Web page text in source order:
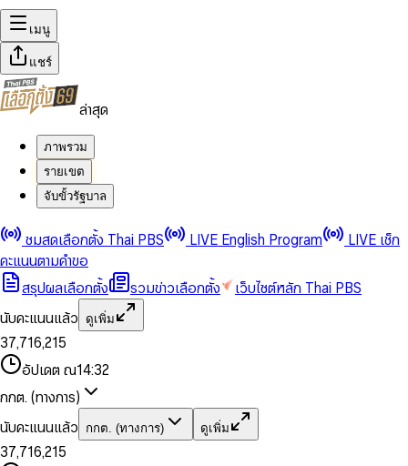
เมนู
แชร์
ล่าสุด
ภาพรวม
รายเขต
จับขั้วรัฐบาล
ชมสดเลือกตั้ง Thai PBS LIVE English Program
LIVE เช็ก
คะแนนตามคำขอ
สรุปผลเลือกตั้ง
รวมข่าวเลือกตั้ง
เว็บไซต์หลัก Thai PBS
นับคะแนนแล้ว
ดูเพิ่ม
0
1
2
3
4
5
6
8
9
0
1
2
3
4
5
6
7
8
9
,
0
1
2
4
6
7
8
9
0
1
2
3
4
5
6
7
8
0
1
3
5
6
7
8
9
,
1
2
4
5
7
8
9
0
1
3
4
6
7
8
0
2
3
4
5
7
8
อัปเดต ณ14:32
กกต. (ทางการ)
นับคะแนนแล้ว
กกต. (ทางการ) ดูเพิ่ม
0
1
2
3
0
1
2
4
5
6
7,
0
1
2
4
6
7
0
1
0
1
3
5
6,
1
2
0
1
0
2
3
4
5